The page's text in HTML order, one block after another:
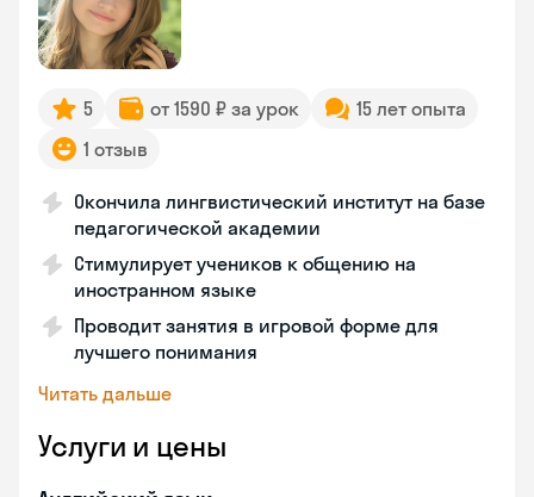
5 от 1590 ₽ за урок
15 лет опыта
1 отзыв
Окончила лингвистический институт на базе
педагогической академии
Стимулирует учеников к общению на
иностранном языке
Проводит занятия в игровой форме для
лучшего понимания
Читать дальше
Услуги и цены